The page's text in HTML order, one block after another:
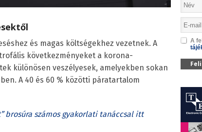
és magas költségekhez vezetnek. A
következményeket a korona-
különösen veszélyesek, amelyekben sokan
A 40 és 60 % közötti páratartalom
brosúra számos gyakorlati tanáccsal itt
A